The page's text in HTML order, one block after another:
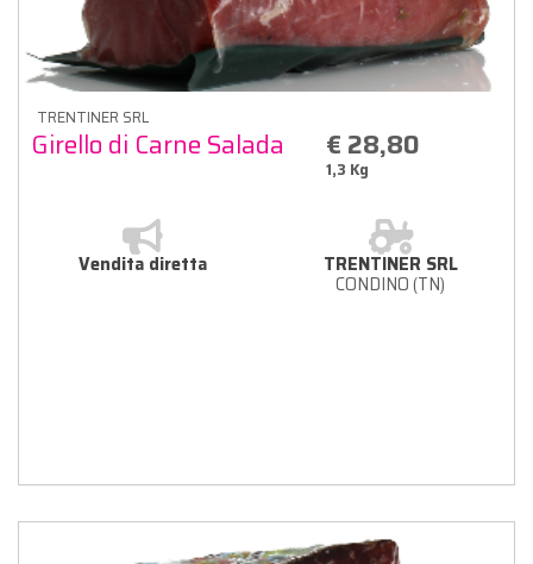
TRENTINER SRL
Girello di Carne Salada € 28,80
1,3 Kg
Vendita diretta TRENTINER SRL
CONDINO (TN)